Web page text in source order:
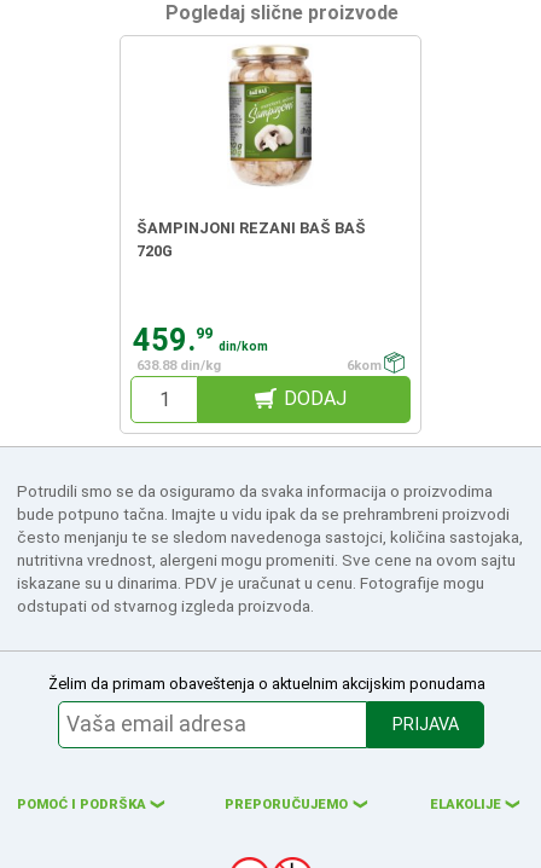
Pogledaj slične proizvode
ŠAMPINJONI REZANI BAŠ BAŠ
720G
459.99
din/kom
638.88 din/kg
6kom
DODAJ
Potrudili smo se da osiguramo da svaka informacija o proizvodima
bude potpuno tačna. Imajte u vidu ipak da se prehrambreni proizvodi
često menjanju te se sledom navedenoga sastojci, količina sastojaka,
nutritivna vrednost, alergeni mogu promeniti. Sve cene na ovom sajtu
iskazane su u dinarima. PDV je uračunat u cenu. Fotografije mogu
odstupati od stvarnog izgleda proizvoda.
Želim da primam obaveštenja o aktuelnim akcijskim ponudama
PRIJAVA
POMOĆ I PODRŠKA ❮ PREPORUČUJEMO ❮ ELAKOLIJE ❮